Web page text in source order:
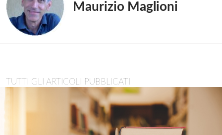
Maurizio Maglioni
TUTTI GLI ARTICOLI PUBBLICATI